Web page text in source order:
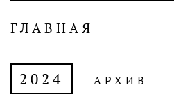
ГЛАВНАЯ
2024 АРХИВ